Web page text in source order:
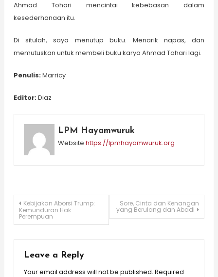
Ahmad Tohari mencintai kebebasan dalam
kesederhanaan itu.
Di situlah, saya menutup buku. Menarik napas, dan
memutuskan untuk membeli buku karya Ahmad Tohari lagi.
Penulis:Marricy
Editor:Diaz
LPM Hayamwuruk
Website https://lpmhayamwuruk.org
Post
navigation
Kebijakan Aborsi Trump:
Kemunduran Hak
Perempuan
Sore, Cinta dan Kenangan
yang Berulang dan Abadi
Leave a Reply
Your email address will not be published. Required